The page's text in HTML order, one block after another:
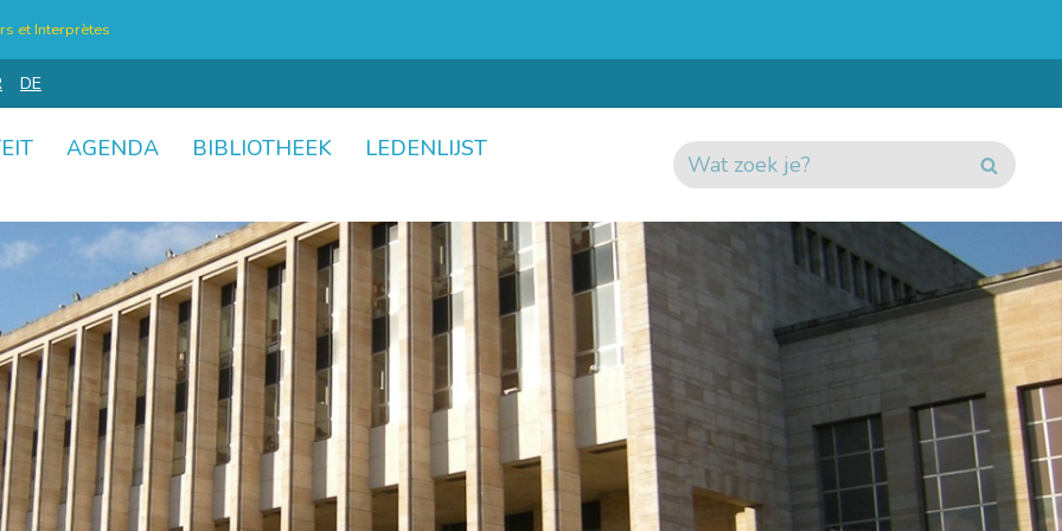
et Interprètes
DE
AGENDA BIBLIOTHEEK
LEDENLIJST